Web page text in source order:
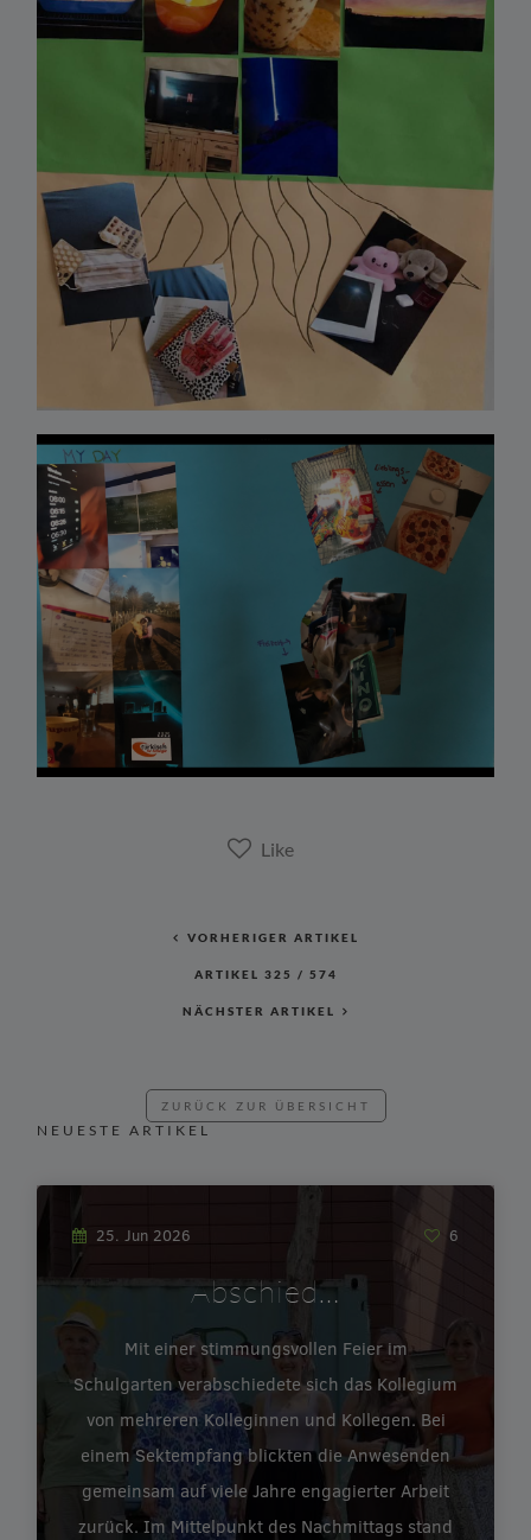
VORHERIGER ARTIKEL
ARTIKEL 325 / 574
NÄCHSTER ARTIKEL
ZURÜCK ZUR ÜBERSICHT
NEUESTE ARTIKEL
25. Jun 2026 6
Abschied…
Mit einer stimmungsvollen Feier im
Schulgarten verabschiedete sich das Kollegium
von mehreren Kolleginnen und Kollegen. Bei
einem Sektempfang blickten die Anwesenden
gemeinsam auf viele Jahre engagierter Arbeit
zurück. Im Mittelpunkt des Nachmittags stand